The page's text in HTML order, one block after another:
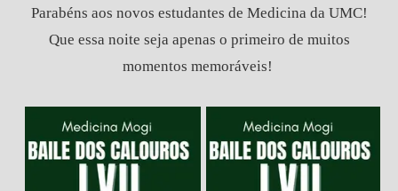
Parabéns aos novos estudantes de Medicina da UMC!
Que essa noite seja apenas o primeiro de muitos
momentos memoráveis!